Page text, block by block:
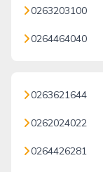
0263203100
0264464040
0263621644
0262024022
0264426281